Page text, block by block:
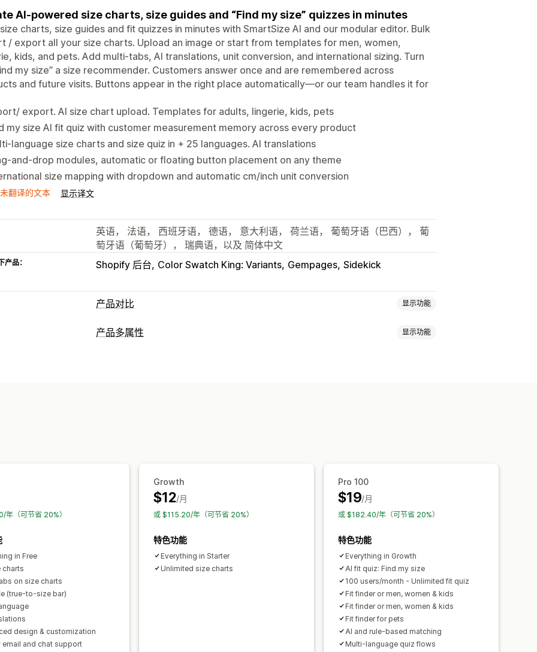
AI-powered size charts, size guides and “Find my size” quizzes in minutes
charts, size guides and fit quizzes in minutes with SmartSize AI and our modular editor. Bulk
/ export all your size charts. Upload an image or start from templates for men, women,
kids, and pets. Add multi-tabs, AI translations, unit conversion, and international sizing. Turn
my size” a size recommender. Customers answer once and are remembered across
and future visits. Buttons appear in the right place automatically—or our team handles it for
export. AI size chart upload. Templates for adults, lingerie, kids, pets
my size AI fit quiz with customer measurement memory across every product
language size charts and size quiz in + 25 languages. AI translations
and-drop modules, automatic or floating button placement on any theme
size mapping with dropdown and automatic cm/inch unit conversion
翻译的文本 显示译文
英语， 法语， 西班牙语， 德语， 意大利语， 荷兰语， 葡萄牙语（巴西）， 葡
萄牙语（葡萄牙）， 瑞典语，以及 简体中文
产品： Shopify 后台 Color Swatch King: Variants Gempages Sidekick
产品对比 显示功能
对比工具
产品多属性 显示功能
年（可节省 20%）
in Free
charts
on size charts
(true-to-size bar)
design & customization
email and chat support
Growth
$12/月
或 $115.20/年（可节省 20%）
特色功能
Everything in Starter
Unlimited size charts
Pro 100
$19/月
或 $182.40/年（可节省 20%）
特色功能
Everything in Growth
AI fit quiz: Find my size
100 users/month - Unlimited fit quiz
Fit finder or men, women & kids
Fit finder or men, women & kids
Fit finder for pets
AI and rule-based matching
Multi-language quiz flows